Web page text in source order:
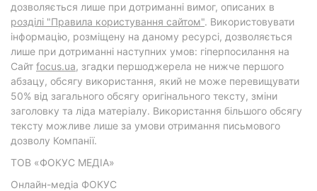
дозволяється лише при дотриманні вимог, описаних в
розділі "Правила користування сайтом". Використовувати
інформацію, розміщену на даному ресурсі, дозволяється
лише при дотриманні наступних умов: гіперпосилання на
Cайт focus.ua, згадки першоджерела не нижче першого
абзацу, обсягу використання, який не може перевищувати
50% від загального обсягу оригінального тексту, зміни
заголовку та ліда матеріалу. Використання більшого обсягу
тексту можливе лише за умови отримання письмового
дозволу Компанії.
ТОВ «ФОКУС МЕДІА»
Онлайн-медіа ФОКУС